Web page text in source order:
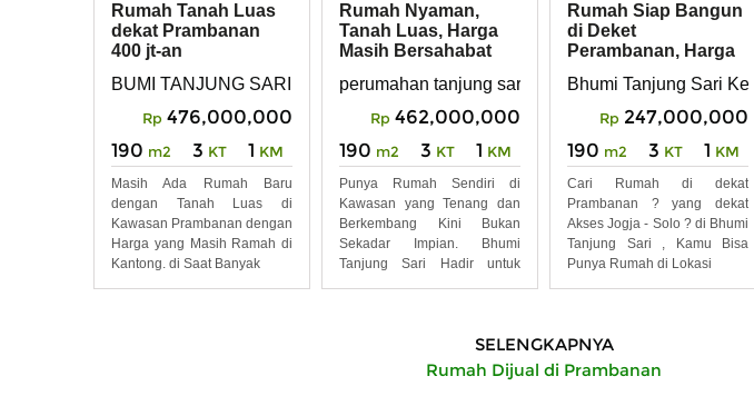
Rumah Tanah Luas
dekat Prambanan
400 jt-an
BUMI TANJUNG SARI, Tanjungsari, Kec. Manisrenggo, Kabupaten Klaten, Jawa
Rp 476,000,000
190 m2 3 KT 1 KM
Masih Ada Rumah Baru
dengan Tanah Luas di
Kawasan Prambanan dengan
Harga yang Masih Ramah di
Kantong. di Saat Banyak
Rumah Nyaman,
Tanah Luas, Harga
Masih Bersahabat
perumahan tanjung sari, prambanan, manisrenggo
Rp 462,000,000
190 m2 3 KT 1 KM
Punya Rumah Sendiri di
Kawasan yang Tenang dan
Berkembang Kini Bukan
Sekadar Impian. Bhumi
Tanjung Sari Hadir untuk
Rumah Siap Bangun
di Deket
Perambanan, Harga
Bhumi Tanjung Sari
Rp 247,000,000
190 m2 3 KT 1 KM
Cari Rumah di dekat
Prambanan ? yang dekat
Akses Jogja - Solo ? di Bhumi
Tanjung Sari , Kamu Bisa
Punya Rumah di Lokasi
SELENGKAPNYA
Rumah Dijual di Prambanan